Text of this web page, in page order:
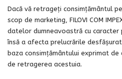
Dacă vă retrageți consimțământul
scop de marketing, FILOVI COM
datelor dumneavoastră cu
însă a afecta prelucrările desfășurate
baza consimțământului exprimat
de retragerea acestuia.